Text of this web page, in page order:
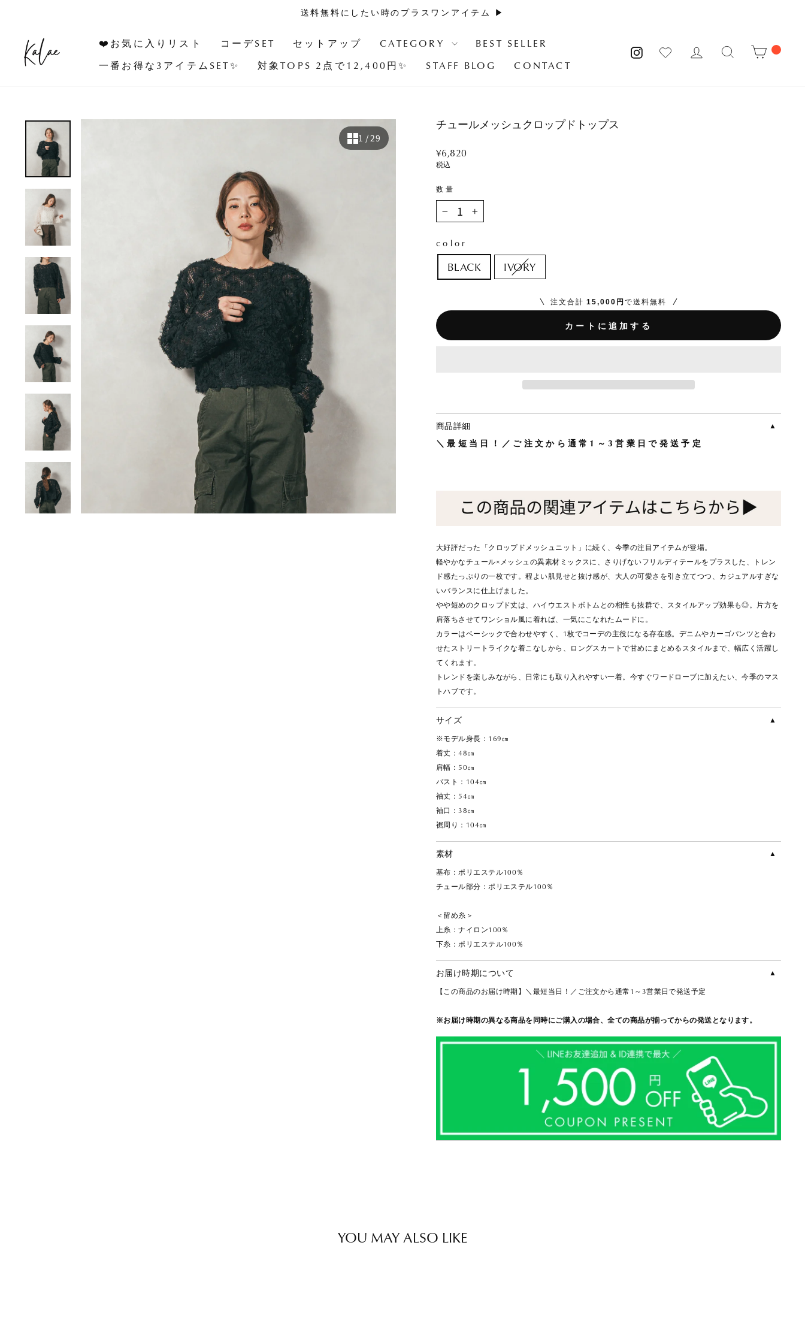
ラ
ド
送料無料にしたい時のプラスワンアイテム ▶︎
❤️お気に入りリスト コーデSET セットアップ CATEGORY
BEST SELLER
一番お得な3アイテムSET✨
対象TOPS 2点で12,400円✨ STAFF BLOG CONTACT
INSTAGRAM MY PAGEサイトを検
CART
1 / 29
チュールメッシュクロップドトップス
Regular
price
¥6,820
税込
数量
− +
color
BLACK IVORY
注文合計 15,000円 で送料無料
カートに追加する
商品詳細
＼最短当日！／ご注文から通常1～3営業日で発送予定
大好評だった「クロップドメッシュニット」に続く、今季の注目アイテムが登場。
軽やかなチュール×メッシュの異素材ミックスに、さりげないフリルディテールをプラスした、トレン
ド感たっぷりの一枚です。程よい肌見せと抜け感が、大人の可愛さを引き立てつつ、カジュアルすぎな
いバランスに仕上げました。
やや短めのクロップド丈は、ハイウエストボトムとの相性も抜群で、スタイルアップ効果も◎。片方を
肩落ちさせてワンショル風に着れば、一気にこなれたムードに。
カラーはベーシックで合わせやすく、1枚でコーデの主役になる存在感。デニムやカーゴパンツと合わ
せたストリートライクな着こなしから、ロングスカートで甘めにまとめるスタイルまで、幅広く活躍し
てくれます。
トレンドを楽しみながら、日常にも取り入れやすい一着。今すぐワードローブに加えたい、今季のマス
トハブです。
サイズ
※モデル身長：169㎝
着丈：48㎝
肩幅：50㎝
バスト：104㎝
袖丈：54㎝
袖口：38㎝
裾周り：104㎝
素材
基布：ポリエステル100％
チュール部分：ポリエステル100％
＜留め糸＞
上糸：ナイロン100％
下糸：ポリエステル100％
お届け時期について
【この商品のお届け時期】＼最短当日！／ご注文から通常1～3営業日で発送予定
※お届け時期の異なる商品を同時にご購入の場合、全ての商品が揃ってからの発送となります。
YOU MAY ALSO LIKE